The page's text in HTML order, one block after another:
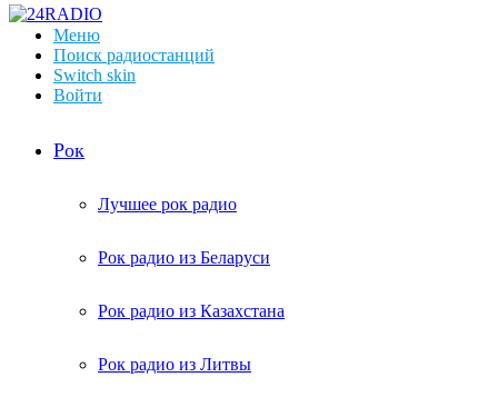
Меню
Поиск радиостанций
Switch skin
Войти
Рок
Лучшее рок радио
Рок радио из Беларуси
Рок радио из Казахстана
Рок радио из Литвы